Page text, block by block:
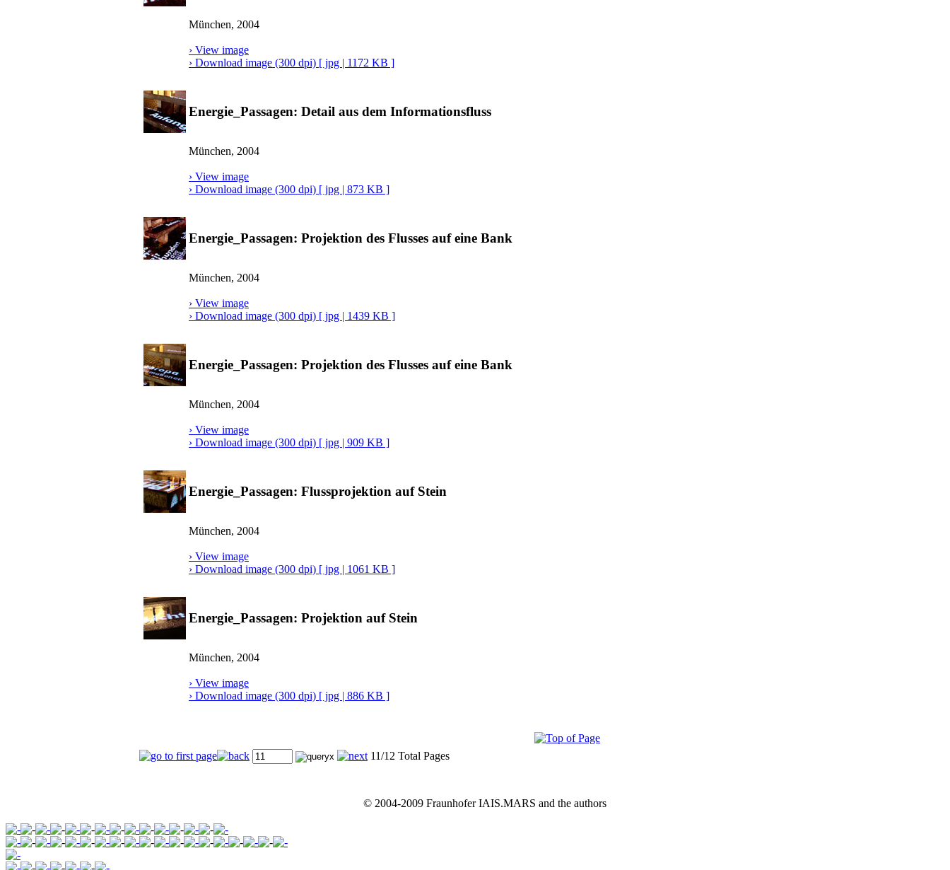
München, 2004
› View image
› Download image (300 dpi) [ jpg | 1172 KB ]
Energie_Passagen: Detail aus dem Informationsfluss
München, 2004
› View image
› Download image (300 dpi) [ jpg | 873 KB ]
Energie_Passagen: Projektion des Flusses auf eine Bank
München, 2004
› View image
› Download image (300 dpi) [ jpg | 1439 KB ]
Energie_Passagen: Projektion des Flusses auf eine Bank
München, 2004
› View image
› Download image (300 dpi) [ jpg | 909 KB ]
Energie_Passagen: Flussprojektion auf Stein
München, 2004
› View image
› Download image (300 dpi) [ jpg | 1061 KB ]
Energie_Passagen: Projektion auf Stein
München, 2004
› View image
› Download image (300 dpi) [ jpg | 886 KB ]
11/12 Total Pages
© 2004-2009 Fraunhofer IAIS.MARS and the authors